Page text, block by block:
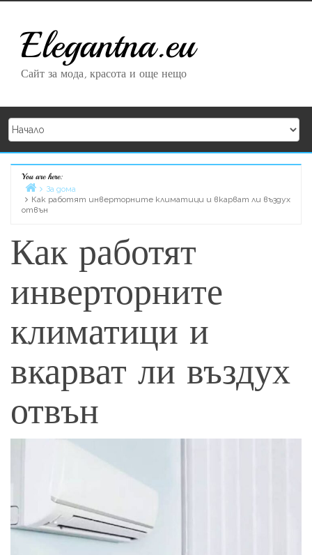
Elegantna.eu
Сайт за мода, красота и още нещо
You are here:
Home
За дома
Как работят инверторните климатици и вкарват ли въздух
отвън
Как работят
инверторните
климатици и
вкарват ли въздух
отвън